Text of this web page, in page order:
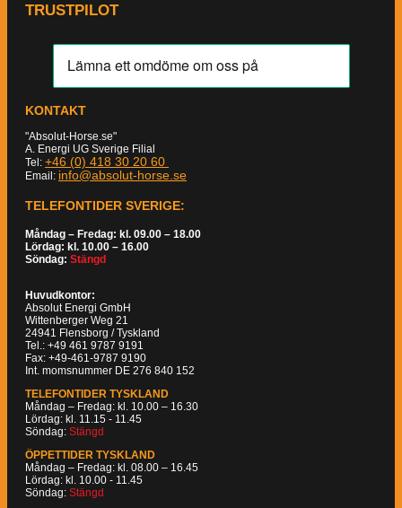
TRUSTPILOT
KONTAKT
"Absolut-Horse.se"
A. Energi UG Sverige Filial
Tel: +46 (0) 418 30 20 60
Email: info@absolut-horse.se
TELEFONTIDER SVERIGE:
Måndag – Fredag: kl. 09.00 – 18.00
Lördag: kl. 10.00 – 16.00
Söndag: Stängd
Huvudkontor:
Absolut Energi GmbH
Wittenberger Weg 21
24941 Flensborg / Tyskland
Tel.: +49 461 9787 9191
Fax: +49-461-9787 9190
Int. momsnummer DE 276 840 152
TELEFONTIDER TYSKLAND
Måndag – Fredag: kl. 10.00 – 16.30
Lördag: kl. 11.15 - 11.45
Söndag: Stängd
ÖPPETTIDER TYSKLAND
Måndag – Fredag: kl. 08.00 – 16.45
Lördag: kl. 10.00 - 11.45
Söndag: Stängd